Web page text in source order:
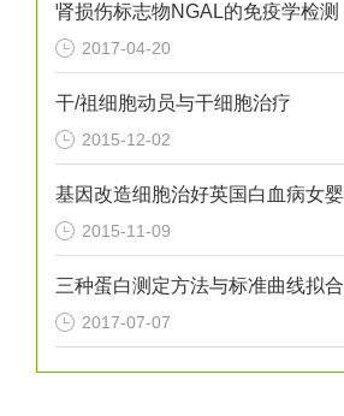
肾损伤标志物NGAL的免疫学检测
2017-04-20
干/祖细胞动员与干细胞治疗
2015-12-02
2015-11-09
三种蛋白测定方法与标准曲线拟合
2017-07-07